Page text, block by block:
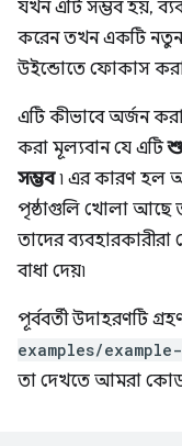
যখন এটি সম্ভব হয়,
করেন তখন একটি নতুন
উইন্ডোতে ফোকাস
এটি কীভাবে অর্জন
করা মূল্যবান যে এটি
সম্ভব৷ এর কারণ হল
পৃষ্ঠাগুলি খোলা আছে
তাদের ব্যবহারকারীরা
বাধা দেয়৷
পূর্ববর্তী উদাহরণটি
examples/
তা দেখতে আমরা